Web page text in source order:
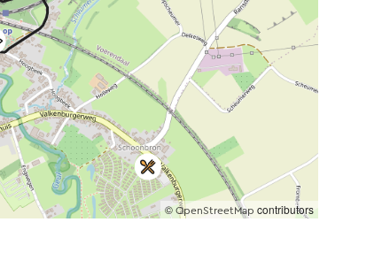
© OpenStreetMap contributors